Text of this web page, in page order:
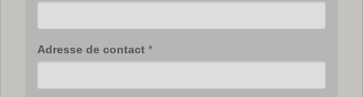
Adresse de contact *